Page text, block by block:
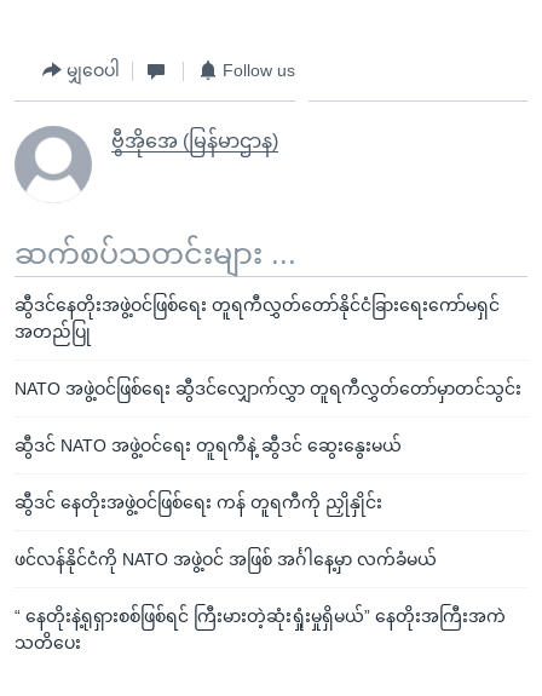
မျှဝေပါ Follow us
ဗွီအိုအေ (မြန်မာဌာန)
ဆက်စပ်သတင်းများ ...
ဆွီဒင်နေတိုးအဖွဲ့ဝင်ဖြစ်ရေး တူရကီလွှတ်တော်နိုင်ငံခြားရေးကော်မရှင်
အတည်ပြု
NATO အဖွဲ့ဝင်ဖြစ်ရေး ဆွီဒင်လျှောက်လွှာ တူရကီလွှတ်တော်မှာတင်သွင်း
ဆွီဒင် NATO အဖွဲ့ဝင်ရေး တူရကီနဲ့ ဆွီဒင် ဆွေးနွေးမယ်
ဆွီဒင် နေတိုးအဖွဲ့ဝင်ဖြစ်ရေး ကန် တူရကီကို ညှိုနှိုင်း
ဖင်လန်နိုင်ငံကို NATO အဖွဲ့ဝင် အဖြစ် အင်္ဂါနေ့မှာ လက်ခံမယ်
“ နေတိုးနဲ့ရုရှားစစ်ဖြစ်ရင် ကြီးမားတဲ့ဆုံးရှုံးမှုရှိမယ်” နေတိုးအကြီးအကဲ
သတိပေး